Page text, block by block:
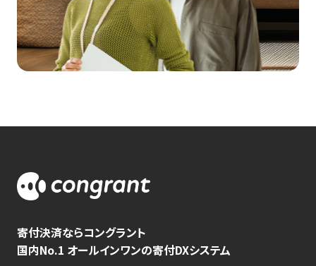
寄付決済ならコングラント
国内No.1 オールインワンの寄付DXシステム